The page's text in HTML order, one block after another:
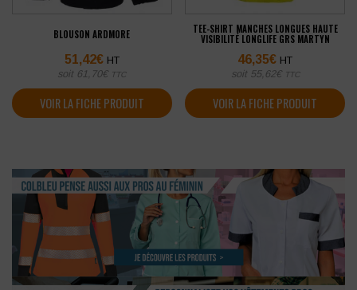
BLOUSON ARDMORE
51,42€ HT
soit 61,70€ TTC
VOIR LA FICHE PRODUIT
TEE-SHIRT MANCHES LONGUES HAUTE
VISIBILITÉ LONGLIFE GRS MARTYN
46,35€ HT
soit 55,62€ TTC
VOIR LA FICHE PRODUIT